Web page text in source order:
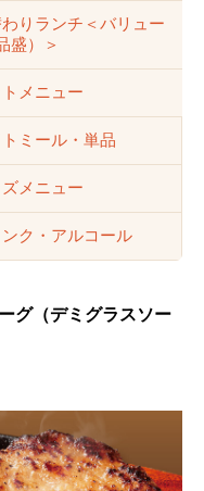
わりランチ＜バリュー
盛）＞
メニュー
ミール・単品
メニュー
ンク・アルコール
グ（デミグラスソー